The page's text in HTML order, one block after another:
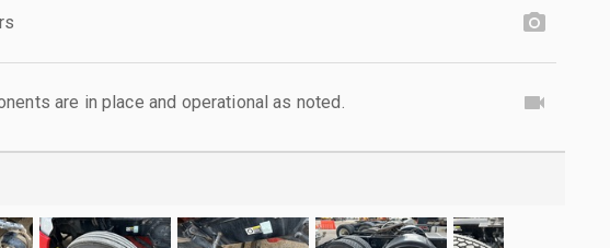
are in place and operational as noted.